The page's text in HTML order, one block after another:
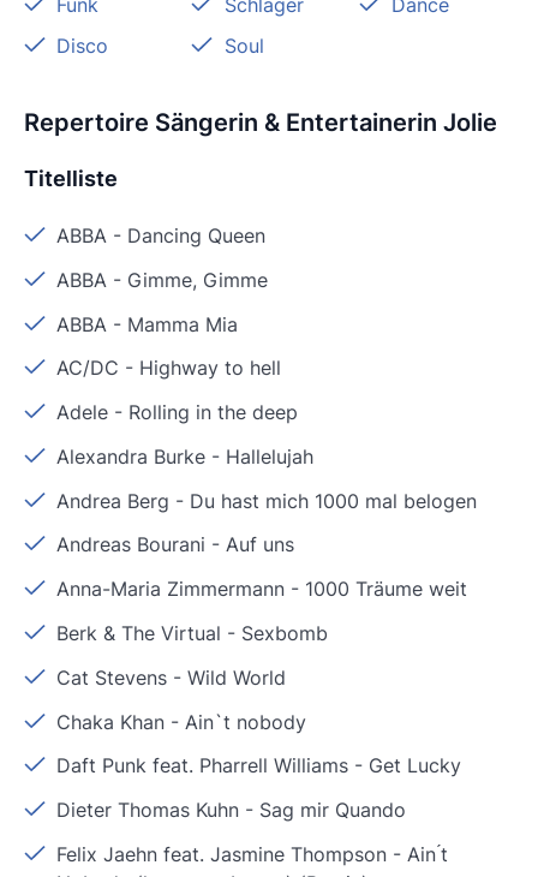
Disco
Soul
Repertoire Sängerin & Entertainerin Jolie
Titelliste
ABBA - Dancing Queen
ABBA - Gimme, Gimme
ABBA - Mamma Mia
AC/DC - Highway to hell
Adele - Rolling in the deep
Alexandra Burke - Hallelujah
Andrea Berg - Du hast mich 1000 mal belogen
Andreas Bourani -Auf uns
Anna-Maria Zimmermann - 1000 Träume weit
Berk & The Virtual - Sexbomb
Cat Stevens -Wild World
Chaka Khan - Ain`t nobody
Daft Punk feat. Pharrell Williams - Get Lucky
Dieter Thomas Kuhn - Sag mir Quando
Felix Jaehn feat. Jasmine Thompson -Ain ́t